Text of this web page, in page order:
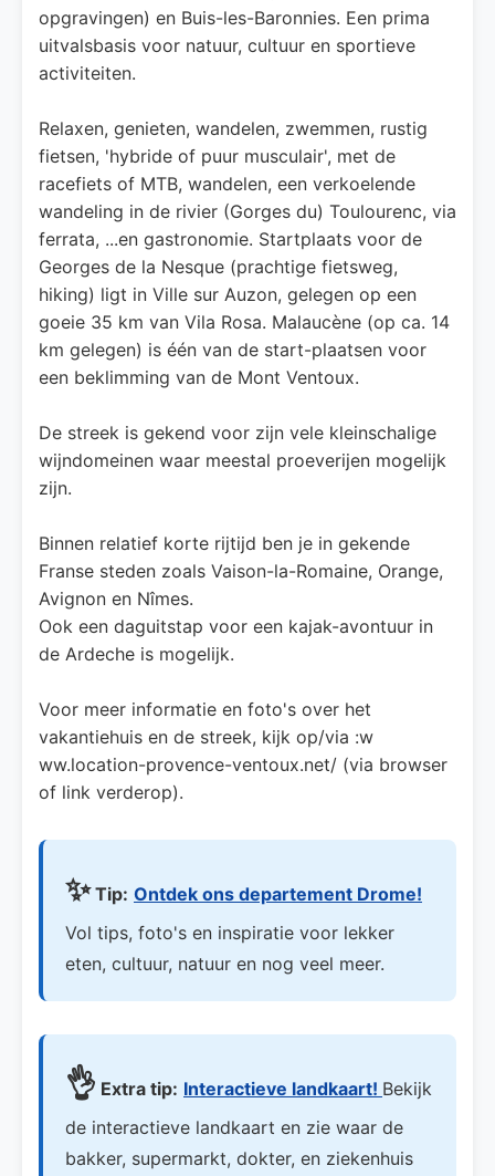
opgravingen) en Buis-les-Baronnies. Een prima
uitvalsbasis voor natuur, cultuur en sportieve
activiteiten.
Relaxen, genieten, wandelen, zwemmen, rustig
fietsen, 'hybride of puur musculair', met de
racefiets of MTB, wandelen, een verkoelende
wandeling in de rivier (Gorges du) Toulourenc, via
ferrata, ...en gastronomie. Startplaats voor de
Georges de la Nesque (prachtige fietsweg,
hiking) ligt in Ville sur Auzon, gelegen op een
goeie 35 km van Vila Rosa. Malaucène (op ca. 14
km gelegen) is één van de start-plaatsen voor
een beklimming van de Mont Ventoux.
De streek is gekend voor zijn vele kleinschalige
wijndomeinen waar meestal proeverijen mogelijk
zijn.
Binnen relatief korte rijtijd ben je in gekende
Franse steden zoals Vaison-la-Romaine, Orange,
Avignon en Nîmes.
Ook een daguitstap voor een kajak-avontuur in
de Ardeche is mogelijk.
Voor meer informatie en foto's over het
vakantiehuis en de streek, kijk op/via :w
ww.location-provence-ventoux.net/ (via browser
of link verderop).
✨Tip: Ontdek ons departement Drome!
Vol tips, foto's en inspiratie voor lekker
eten, cultuur, natuur en nog veel meer.
👌 Extra tip: Interactieve landkaart! Bekijk
de interactieve landkaart en zie waar de
bakker, supermarkt, dokter, en ziekenhuis